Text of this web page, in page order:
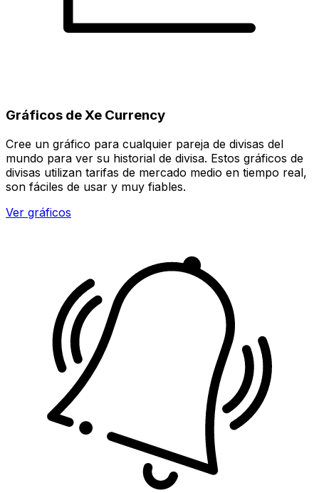
Gráficos de Xe Currency
Cree un gráfico para cualquier pareja de divisas del
mundo para ver su historial de divisa. Estos gráficos de
divisas utilizan tarifas de mercado medio en tiempo real,
son fáciles de usar y muy fiables.
Ver gráficos